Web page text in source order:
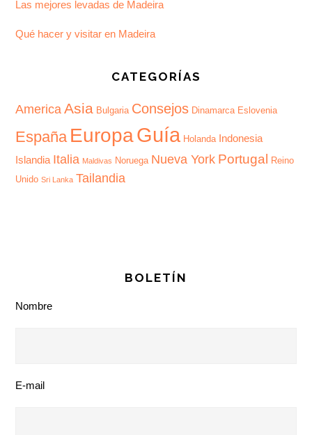
Las mejores levadas de Madeira
Qué hacer y visitar en Madeira
CATEGORÍAS
America Asia Bulgaria Consejos Dinamarca Eslovenia
España EuropaGuía Holanda Indonesia
Islandia Italia Maldivas Noruega Nueva York Portugal
Reino
Unido Sri Lanka Tailandia
BOLETÍN
Nombre
E-mail